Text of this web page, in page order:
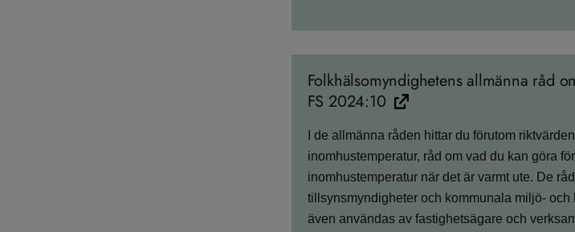
Folkhälsomyndighetens allmänna råd
FS 2024:10
I de allmänna råden hittar du förutom
inomhustemperatur, råd om vad du kan göra
inomhustemperatur när det är varmt ute. De
tillsynsmyndigheter och kommunala miljö-
även användas av fastighetsägare och